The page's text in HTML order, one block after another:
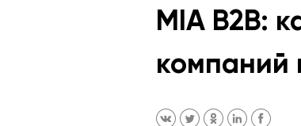
MIA B2B:
компаний